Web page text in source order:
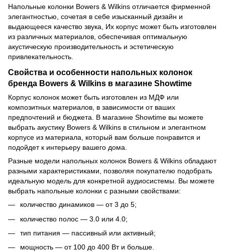
Напольные колонки Bowers & Wilkins отличается фирменной
элегантностью, сочетая в себе изысканный дизайн и
выдающееся качество звука, Их корпус может быть изготовлен
из различных материалов, обеспечивая оптимальную
акустическую производительность и эстетическую
привлекательность.
Свойства и особенности напольных колонок
бренда Bowers & Wilkins в магазине Showtime
Корпус колонок может быть изготовлен из МДФ или
композитных материалов, в зависимости от ваших
предпочтений и бюджета. В магазине Showtime вы можете
выбрать акустику Bowers & Wilkins в стильном и элегантном
корпусе из материала, который вам больше понравится и
подойдет к интерьеру вашего дома.
Разные модели напольных колонок Bowers & Wilkins обладают
разными характеристиками, позволяя покупателю подобрать
идеальную модель для конкретной аудиосистемы. Вы можете
выбрать напольные колонки с разными свойствами:
количество динамиков — от 3 до 5;
количество полос — 3.0 или 4.0;
тип питания — пассивный или активный;
мощность — от 100 до 400 Вт и больше.